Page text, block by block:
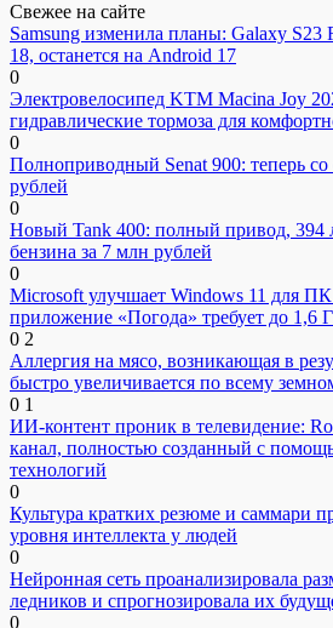
Свежее на сайте
Samsung изменила планы: Galaxy S23
18, останется на Android 17
0
Электровелосипед KTM Macina Joy
гидравлические тормоза для
0
Полноприводный Senat 900: теперь
рублей
0
Новый Tank 400: полный привод, 394
бензина за 7 млн рублей
0
Microsoft улучшает Windows 11 для
приложение «Погода» требует до 1,6
0 2
Аллергия на мясо, возникающая в
быстро увеличивается по всему
0 1
ИИ-контент проник в телевидение:
канал, полностью созданный с
технологий
0
Культура кратких резюме и саммари
уровня интеллекта у людей
0
Нейронная сеть проанализировала
ледников и спрогнозировала их
0